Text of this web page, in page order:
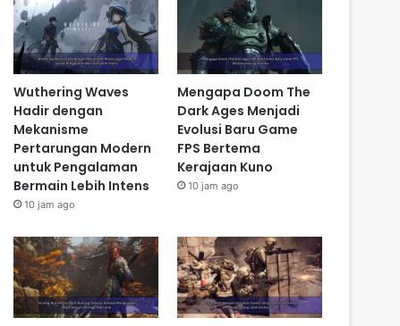
Wuthering Waves
Hadir dengan
Mekanisme
Pertarungan Modern
untuk Pengalaman
Bermain Lebih Intens
10 jam ago
Mengapa Doom The
Dark Ages Menjadi
Evolusi Baru Game
FPS Bertema
Kerajaan Kuno
10 jam ago